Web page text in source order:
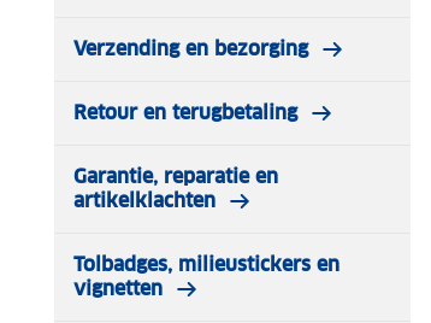
Verzending en bezorging
Retour en terugbetaling
Garantie, reparatie en
artikelklachten
Tolbadges, milieustickers en
vignetten